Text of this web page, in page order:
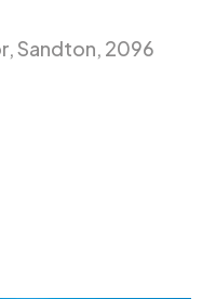
Sandton, 2096